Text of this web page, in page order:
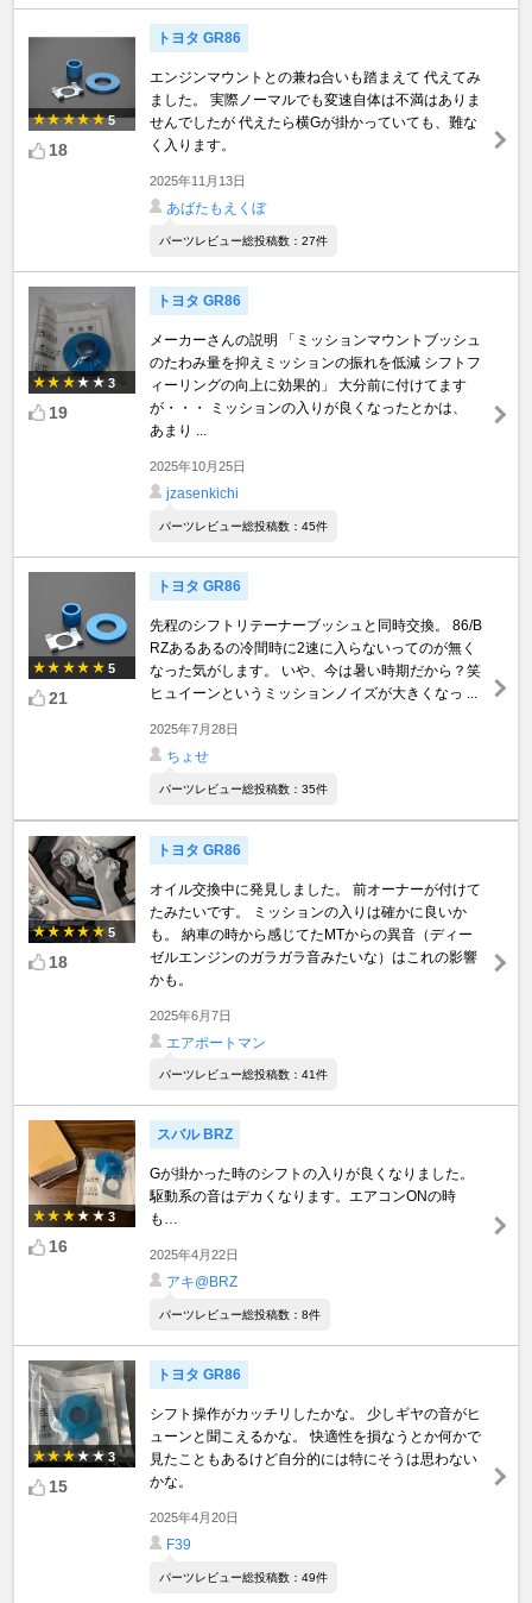
5
18
トヨタ GR86
エンジンマウントとの兼ね合いも踏まえて 代えてみ
ました。 実際ノーマルでも変速自体は不満はありま
せんでしたが 代えたら横Gが掛かっていても、難な
く入ります。
2025年11月13日
あばたもえくぼ
パーツレビュー総投稿数：27件
3
19
トヨタ GR86
メーカーさんの説明 「ミッションマウントブッシュ
のたわみ量を抑えミッションの振れを低減 シフトフ
ィーリングの向上に効果的」 大分前に付けてます
が・・・ ミッションの入りが良くなったとかは、
あまり ...
2025年10月25日
jzasenkichi
パーツレビュー総投稿数：45件
5
21
トヨタ GR86
先程のシフトリテーナーブッシュと同時交換。 86/B
RZあるあるの冷間時に2速に入らないってのが無く
なった気がします。 いや、今は暑い時期だから？笑
ヒュイーンというミッションノイズが大きくなっ ...
2025年7月28日
ちょせ
パーツレビュー総投稿数：35件
5
18
トヨタ GR86
オイル交換中に発見しました。 前オーナーが付けて
たみたいです。 ミッションの入りは確かに良いか
も。 納車の時から感じてたMTからの異音（ディー
ゼルエンジンのガラガラ音みたいな）はこれの影響
かも。
2025年6月7日
エアポートマン
パーツレビュー総投稿数：41件
3
16
スバル BRZ
Gが掛かった時のシフトの入りが良くなりました。
駆動系の音はデカくなります。エアコンONの時
も…
2025年4月22日
アキ@BRZ
パーツレビュー総投稿数：8件
3
15
トヨタ GR86
シフト操作がカッチリしたかな。 少しギヤの音がヒ
ューンと聞こえるかな。 快適性を損なうとか何かで
見たこともあるけど自分的には特にそうは思わない
かな。
2025年4月20日
F39
パーツレビュー総投稿数：49件